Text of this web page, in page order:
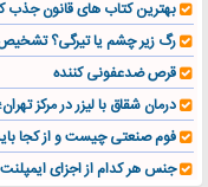
بهترین کتاب های قانون جذب
رگ زیر چشم یا تیرگی؟
قرص ضدعفونی کننده
درمان شقاق با لیزر در مرکز
فوم صنعتی چیست و از کجا باید
جنس هر کدام از اجزای